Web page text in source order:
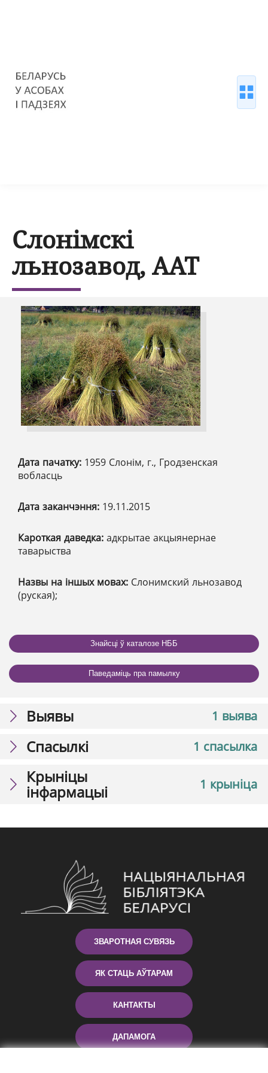
Слонімскі
льнозавод, ААТ
Дата пачатку: 1959 Слонім, г., Гродзенская
вобласць
Дата заканчэння: 19.11.2015
Кароткая даведка: адкрытае акцыянернае
таварыства
Назвы на іншых мовах: Слонимский льнозавод
(руская);
Знайсці ў каталозе НББ
Паведаміць пра памылку
1 выява
Выявы
1 спасылка
Спасылкі
1 крыніца
Крыніцы
інфармацыі
ЗВАРОТНАЯ СУВЯЗЬ
ЯК СТАЦЬ АЎТАРАМ
КАНТАКТЫ
ДАПАМОГА